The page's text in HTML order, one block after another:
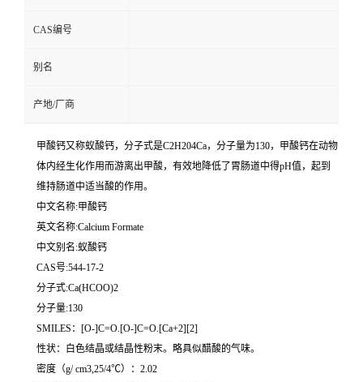
CAS编号
别名
产地/厂商
甲酸钙又称蚁酸钙，分子式是C2H204Ca，分子量为130，甲酸钙在动物
体内经生化作用而游离出甲酸，有效地降低了胃肠道中得pH值，起到
维持肠道中适当酸的作用。
中文名称:甲酸钙
英文名称:Calcium Formate
中文别名:蚁酸钙
CAS号:544-17-2
分子式:Ca(HCOO)2
分子量:130
SMILES：[O-]C=O.[O-]C=O.[Ca+2][2]
性状：白色结晶或结晶性粉末。略具似醋酸的气味。
密度（g/ cm3,25/4℃）：2.02